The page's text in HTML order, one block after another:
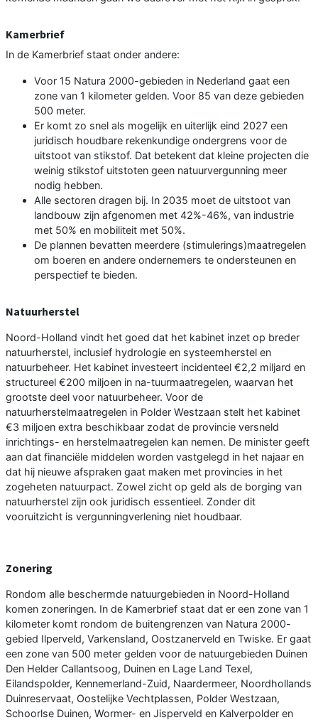
Kamerbrief
In de Kamerbrief staat onder andere:
Voor 15 Natura 2000-gebieden in Nederland gaat een
zone van 1 kilometer gelden. Voor 85 van deze gebieden
500 meter.
Er komt zo snel als mogelijk en uiterlijk eind 2027 een
juridisch houdbare rekenkundige ondergrens voor de
uitstoot van stikstof. Dat betekent dat kleine projecten die
weinig stikstof uitstoten geen natuurvergunning meer
nodig hebben.
Alle sectoren dragen bij. In 2035 moet de uitstoot van
landbouw zijn afgenomen met 42%-46%, van industrie
met 50% en mobiliteit met 50%.
De plannen bevatten meerdere (stimulerings)maatregelen
om boeren en andere ondernemers te ondersteunen en
perspectief te bieden.
Natuurherstel
Noord-Holland vindt het goed dat het kabinet inzet op breder
natuurherstel, inclusief hydrologie en systeemherstel en
natuurbeheer. Het kabinet investeert incidenteel €2,2 miljard en
structureel €200 miljoen in na-tuurmaatregelen, waarvan het
grootste deel voor natuurbeheer. Voor de
natuurherstelmaatregelen in Polder Westzaan stelt het kabinet
€3 miljoen extra beschikbaar zodat de provincie versneld
inrichtings- en herstelmaatregelen kan nemen. De minister geeft
aan dat financiële middelen worden vastgelegd in het najaar en
dat hij nieuwe afspraken gaat maken met provincies in het
zogeheten natuurpact. Zowel zicht op geld als de borging van
natuurherstel zijn ook juridisch essentieel. Zonder dit
vooruitzicht is vergunningverlening niet houdbaar.
Zonering
Rondom alle beschermde natuurgebieden in Noord-Holland
komen zoneringen. In de Kamerbrief staat dat er een zone van 1
kilometer komt rondom de buitengrenzen van Natura 2000-
gebied Ilperveld, Varkensland, Oostzanerveld en Twiske. Er gaat
een zone van 500 meter gelden voor de natuurgebieden Duinen
Den Helder Callantsoog, Duinen en Lage Land Texel,
Eilandspolder, Kennemerland-Zuid, Naardermeer, Noordhollands
Duinreservaat, Oostelijke Vechtplassen, Polder Westzaan,
Schoorlse Duinen, Wormer- en Jisperveld en Kalverpolder en